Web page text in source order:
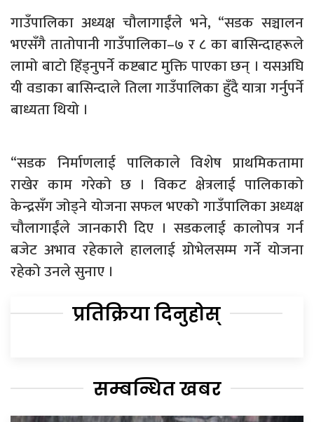
गाउँपालिका अध्यक्ष चौलागाईंले भने, “सडक सञ्चालन
भएसँगै तातोपानी गाउँपालिका–७ र ८ का बासिन्दाहरूले
लामो बाटो हिँड्नुपर्ने कष्टबाट मुक्ति पाएका छन् । यसअघि
यी वडाका बासिन्दाले तिला गाउँपालिका हुँदै यात्रा गर्नुपर्ने
बाध्यता थियो ।
“सडक निर्माणलाई पालिकाले विशेष प्राथमिकतामा
राखेर काम गरेको छ । विकट क्षेत्रलाई पालिकाको
केन्द्रसँग जोड्ने योजना सफल भएको गाउँपालिका अध्यक्ष
चौलागाईंले जानकारी दिए । सडकलाई कालोपत्र गर्न
बजेट अभाव रहेकाले हाललाई ग्रोभेलसम्म गर्ने योजना
रहेको उनले सुनाए ।
प्रतिक्रिया दिनुहोस्
सम्बन्धित खबर